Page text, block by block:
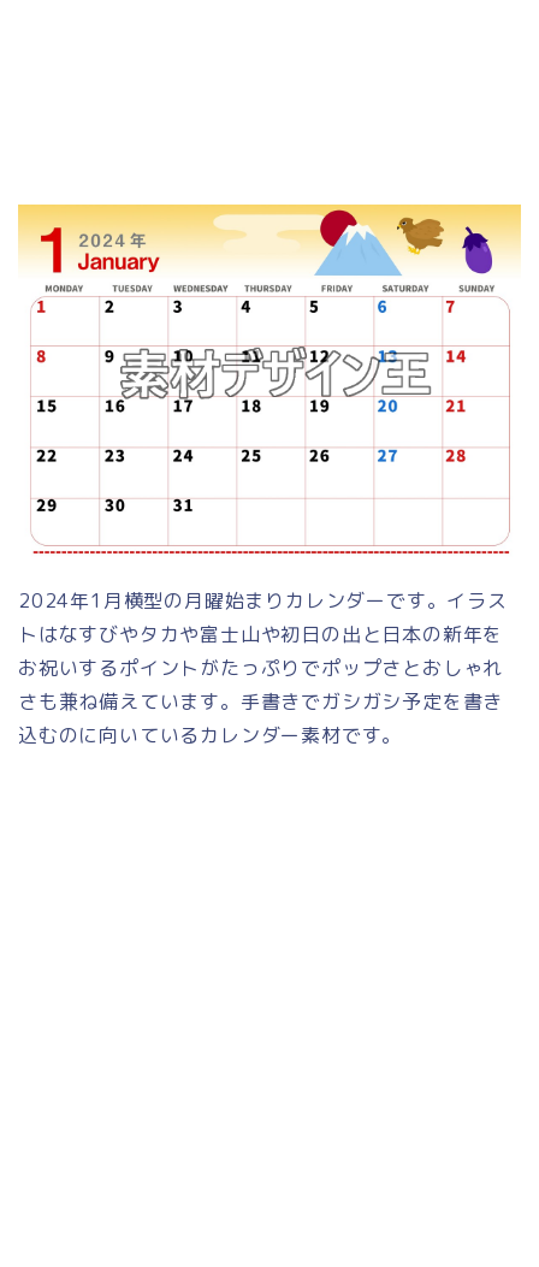
2024年1月横型の月曜始まりカレンダーです。イラス
トはなすびやタカや富士山や初日の出と日本の新年を
お祝いするポイントがたっぷりでポップさとおしゃれ
さも兼ね備えています。手書きでガシガシ予定を書き
込むのに向いているカレンダー素材です。